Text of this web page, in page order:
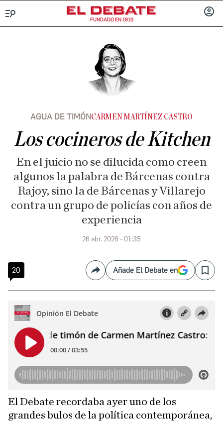
FUNDADO EN 1910
AGUA DE TIMÓNCARMEN MARTÍNEZ CASTRO
Los cocineros de Kitchen
En el juicio no se dilucida como creen
algunos la palabra de Bárcenas contra
Rajoy, sino la de Bárcenas y Villarejo
contra un grupo de policías con años de
experiencia
26 abr. 2026 - 01:35
20 CompartirAñade El Debate en Save
El Debate recordaba ayer uno de los
grandes bulos de la política contemporánea,